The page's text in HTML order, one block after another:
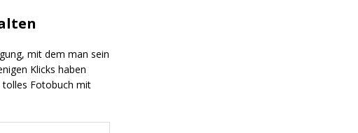
mit dem man sein
Klicks haben
tolles Fotobuch mit